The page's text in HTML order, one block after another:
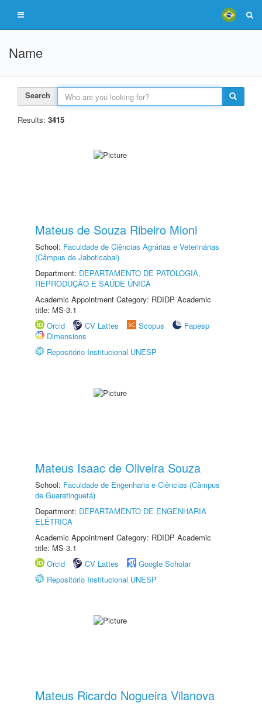
Name
Search
Results: 3415
Mateus de Souza Ribeiro Mioni
School: Faculdade de Ciências Agrárias e Veterinárias
(Câmpus de Jaboticabal)
Department: DEPARTAMENTO DE PATOLOGIA,
REPRODUÇÃO E SAÚDE ÚNICA
Academic Appointment Category: RDIDP Academic
title: MS-3.1
Orcid
CV Lattes Scopus
Fapesp
Dimensions
Repositório Institucional UNESP
Mateus Isaac de Oliveira Souza
School: Faculdade de Engenharia e Ciências (Câmpus
de Guaratinguetá)
Department: DEPARTAMENTO DE ENGENHARIA
ELÉTRICA
Academic Appointment Category: RDIDP Academic
title: MS-3.1
Orcid
CV Lattes
Google Scholar
Repositório Institucional UNESP
Mateus Ricardo Nogueira Vilanova